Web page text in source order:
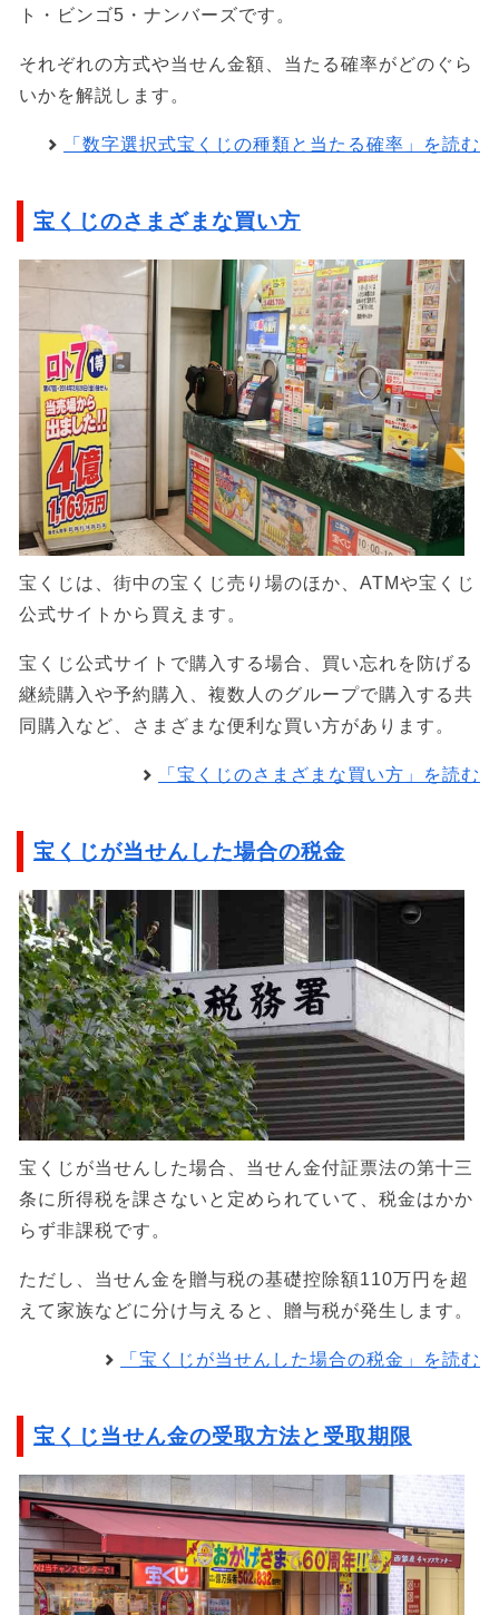
ト・ビンゴ5・ナンバーズです。
それぞれの方式や当せん金額、当たる確率がどのぐら
いかを解説します。
「数字選択式宝くじの種類と当たる確率」を読む
宝くじのさまざまな買い方
宝くじは、街中の宝くじ売り場のほか、ATMや宝くじ
公式サイトから買えます。
宝くじ公式サイトで購入する場合、買い忘れを防げる
継続購入や予約購入、複数人のグループで購入する共
同購入など、さまざまな便利な買い方があります。
「宝くじのさまざまな買い方」を読む
宝くじが当せんした場合の税金
宝くじが当せんした場合、当せん金付証票法の第十三
条に所得税を課さないと定められていて、税金はかか
らず非課税です。
ただし、当せん金を贈与税の基礎控除額110万円を超
えて家族などに分け与えると、贈与税が発生します。
「宝くじが当せんした場合の税金」を読む
宝くじ当せん金の受取方法と受取期限